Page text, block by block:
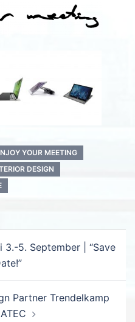
YOUR MEETING
DESIGN
5. September | “Save
Partner Trendelkamp